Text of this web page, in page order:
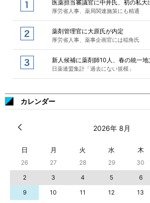
医薬担当審議官に中井氏、初の私大
厚労省人事、薬局関連施策にも精通
薬剤管理官に大原氏が内定
厚労省人事、薬事企画官には稲角氏
新人候補に薬剤師10人、春の統一
日薬連盟集計「過去にない規模」
カレンダー
2026年 8月
日 月 火 水 木
26 27 28 29 30
2
3 4 5 6
9
10 11 12 13